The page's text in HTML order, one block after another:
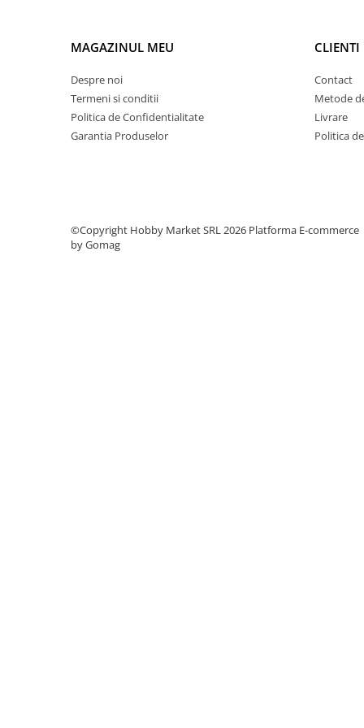
Potentiometre si semireglabile
Intrerupatoare
Smart Home
MAGAZINUL MEU
Despre noi
Termeni si conditii
Politica de Confidentialitate
Garantia Produselor
CLIENTI
Contact
Metode
Livrare
Politica
©Copyright Hobby Market SRL 2026 Platforma E-commerce
by Gomag